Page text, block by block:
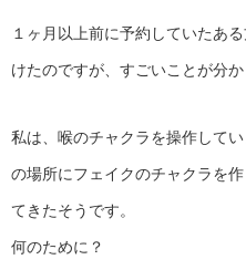
１ヶ月以上前に予約していたあ
けたのですが、すごいことが分か
私は、喉のチャクラを操作して
の場所にフェイクのチャクラを
てきたそうです。
何のために？